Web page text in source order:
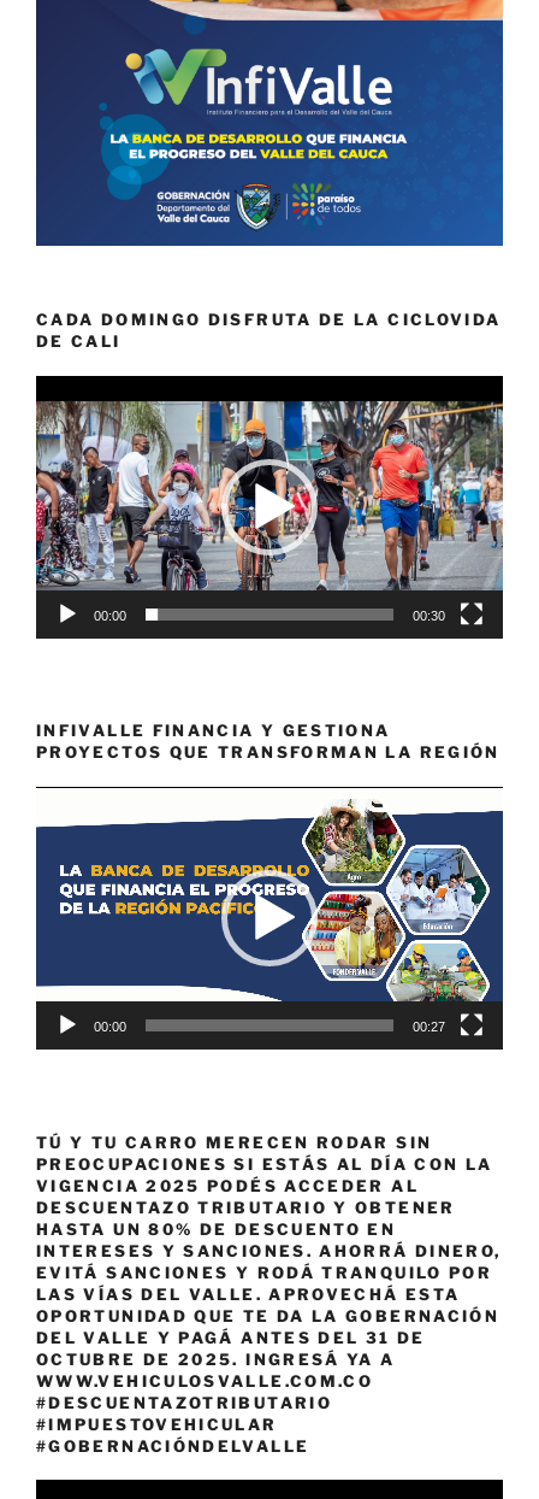
CADA DOMINGO DISFRUTA DE LA CICLOVIDA
DE CALI
de
vídeo
00:00 00:30
INFIVALLE FINANCIA Y GESTIONA
PROYECTOS QUE TRANSFORMAN LA REGIÓN
de
00:00 00:27
TÚ Y TU CARRO MERECEN RODAR SIN
PREOCUPACIONES SI ESTÁS AL DÍA CON LA
VIGENCIA 2025 PODÉS ACCEDER AL
DESCUENTAZO TRIBUTARIO Y OBTENER
HASTA UN 80% DE DESCUENTO EN
INTERESES Y SANCIONES. AHORRÁ DINERO,
EVITÁ SANCIONES Y RODÁ TRANQUILO POR
LAS VÍAS DEL VALLE. APROVECHÁ ESTA
OPORTUNIDAD QUE TE DA LA GOBERNACIÓN
DEL VALLE Y PAGÁ ANTES DEL 31 DE
OCTUBRE DE 2025. INGRESÁ YA A
WWW.VEHICULOSVALLE.COM.CO
#DESCUENTAZOTRIBUTARIO
#IMPUESTOVEHICULAR
#GOBERNACIÓNDELVALLE